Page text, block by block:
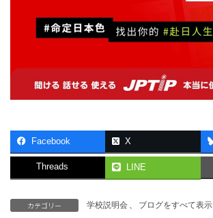
Facebook X
Threads LINE
カテゴリー 学校説明会 、 ブログをすべて表示